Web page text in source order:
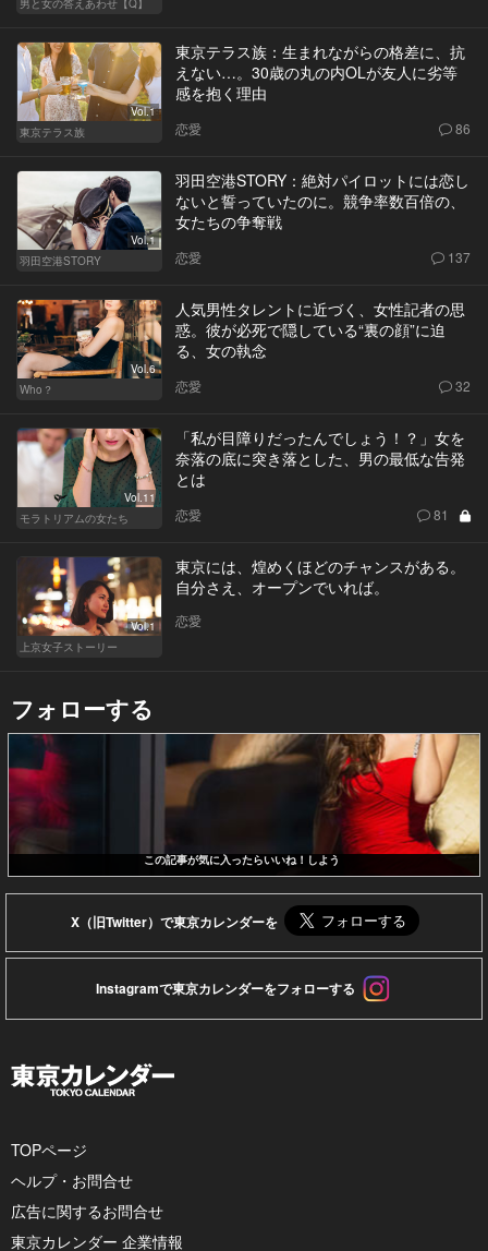
Vol.1
東京テラス族
東京テラス族：生まれながらの格差に、抗
えない…。30歳の丸の内OLが友人に劣等
感を抱く理由
恋愛 86
Vol.1
羽田空港STORY
羽田空港STORY：絶対パイロットには恋し
ないと誓っていたのに。競争率数百倍の、
女たちの争奪戦
恋愛 137
Vol.6
Who？
人気男性タレントに近づく、女性記者の思
惑。彼が必死で隠している“裏の顔”に迫
る、女の執念
恋愛 32
Vol.11
モラトリアムの女たち
「私が目障りだったんでしょう！？」女を
奈落の底に突き落とした、男の最低な告発
とは
恋愛 81
Vol.1
上京女子ストーリー
東京には、煌めくほどのチャンスがある。
自分さえ、オープンでいれば。
恋愛
フォローする
この記事が気に入ったらいいね！しよう
X（旧Twitter）で東京カレンダーを
Instagramで東京カレンダーをフォローする
TOPページ
ヘルプ・お問合せ
広告に関するお問合せ
東京カレンダー 企業情報